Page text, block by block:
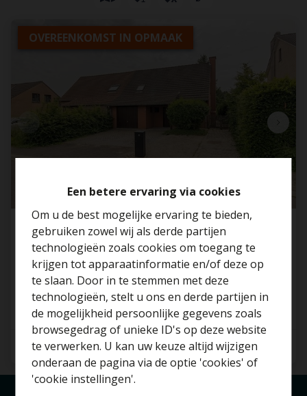
Een betere ervaring via cookies
Om u de best mogelijke ervaring te bieden,
gebruiken zowel wij als derde partijen
technologieën zoals cookies om toegang te
krijgen tot apparaatinformatie en/of deze op
te slaan. Door in te stemmen met deze
technologieën, stelt u ons en derde partijen in
de mogelijkheid persoonlijke gegevens zoals
browsegedrag of unieke ID's op deze website
te verwerken. U kan uw keuze altijd wijzigen
onderaan de pagina via de optie 'cookies' of
'cookie instellingen'.
OVEREENKOMST IN OPMAAK
Charmante halfopen woning met 3 SLP in
Ternat !
Neerveldlaan 80, 1740 Ternat
3 1 132 m²
Benieuwd naar de
waarde van je huis?
Gratis schatting